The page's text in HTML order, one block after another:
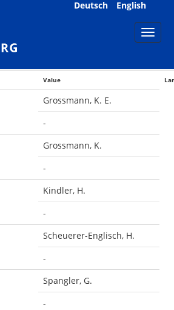
Deutsch English
Value
Grossmann, K. E.
-
Grossmann, K.
-
Kindler, H.
-
Scheuerer-Englisch, H.
-
Spangler, G.
-